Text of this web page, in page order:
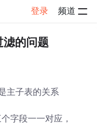
登录 频道
滤的问题
主子表的关系
字段一一对应，